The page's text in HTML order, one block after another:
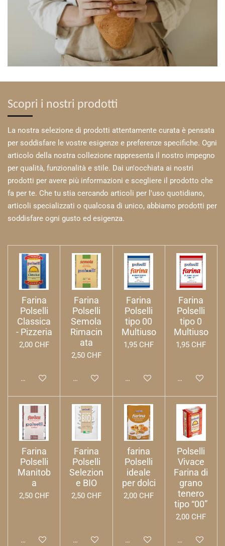
Scopri i nostri prodotti
La nostra selezione di prodotti attentamente curata è pensata
per soddisfare le vostre esigenze e preferenze specifiche. Ogni
articolo della nostra collezione rappresenta il nostro impegno
per qualità, funzionalità e stile. Dai un'occhiata ai nostri
prodotti per avere più informazioni e scegliere il prodotto che
fa per te. Che tu stia cercando articoli per l'uso quotidiano,
articoli specializzati o qualcosa di unico, abbiamo prodotti per
soddisfare ogni gusto ed esigenza.
Farina
Polselli
Classica
- Pizzeria
2,00 CHF
Aggiungi al carrello
Farina
Polselli
Semola
Rimacin
ata
2,50 CHF
Aggiungi al carrello
Farina
Polselli
tipo 00
Multiuso
1,95 CHF
Aggiungi al carrello
Farina
Polselli
tipo 0
Multiuso
1,95 CHF
Aggiungi al
Farina
Polselli
Manitob
a
2,50 CHF
Aggiungi al carrello
Farina
Polselli
Selezion
e BIO
2,50 CHF
Aggiungi al carrello
farina
Polselli
ideale
per dolci
2,00 CHF
Aggiungi al carrello
Polselli
Vivace
Farina di
grano
tenero
tipo “00”
2,00 CHF
Aggiungi al